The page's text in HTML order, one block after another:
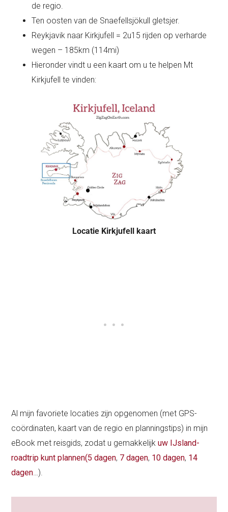
de regio.
Ten oosten van de Snaefellsjökull gletsjer.
Reykjavik naar Kirkjufell = 2u15 rijden op verharde
wegen – 185km (114mi)
Hieronder vindt u een kaart om u te helpen Mt
Kirkjufell te vinden:
Locatie Kirkjufell kaart
Al mijn favoriete locaties zijn opgenomen (met GPS-
coördinaten, kaart van de regio en planningstips) in mijn
eBook met reisgids, zodat u gemakkelijkuw IJsland-
roadtrip kunt plannen(5 dagen, 7 dagen, 10 dagen, 14
dagen…).